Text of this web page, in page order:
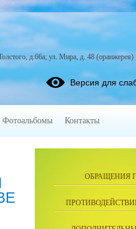
ОБРАЩЕНИЯ
д.66а; ул. Мира, д. 48 (оранжерея)
Версия для
Фотоальбомы Контакты